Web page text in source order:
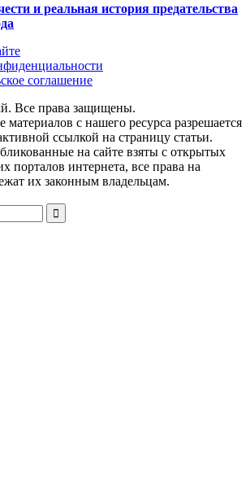
и реальная история предательства
соглашение
Все права защищены.
с нашего ресурса разрешается
ссылкой на страницу статьи.
на сайте взяты с открытых
порталов интернета, все права на
их законным владельцам.